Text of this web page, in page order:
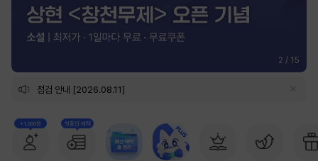
2 / 15
점검 안내 [2026.08.11]
+1,000원 첫충전 혜택